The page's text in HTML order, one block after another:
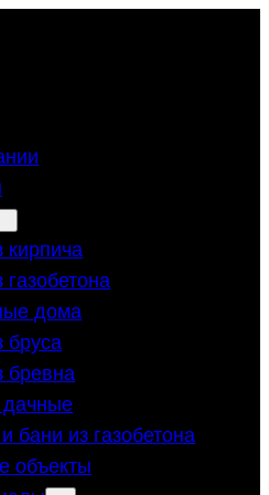
кирпича
дома
бруса
бревна
бани из газобетона
объекты